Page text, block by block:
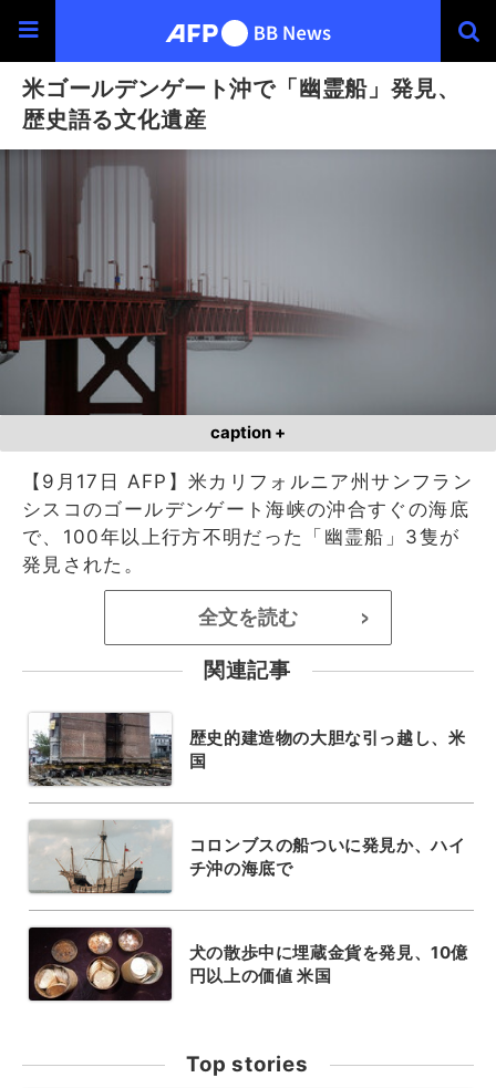
米ゴールデンゲート沖で「幽霊船」発見、
歴史語る文化遺産
caption +
【9月17日 AFP】米カリフォルニア州サンフラン
シスコのゴールデンゲート海峡の沖合すぐの海底
で、100年以上行方不明だった「幽霊船」3隻が
発見された。
全文を読む >
関連記事
歴史的建造物の大胆な引っ越し、米
国
コロンブスの船ついに発見か、ハイ
チ沖の海底で
犬の散歩中に埋蔵金貨を発見、10億
円以上の価値 米国
Top stories